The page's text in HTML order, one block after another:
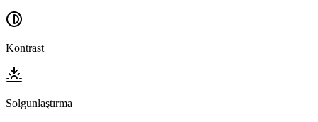
Kontrast
Solgunlaştırma